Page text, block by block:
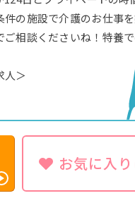
の施設で介護のお仕事
相談くださいね！特養
＞
お気に入